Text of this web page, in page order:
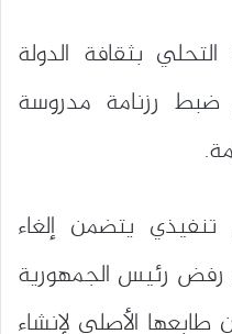
بثقافة الدولة
ضبط رزنامة مدروسة
يتضمن إلغاء
رئيس الجمهورية
طابعها الأصلي لإنشاء